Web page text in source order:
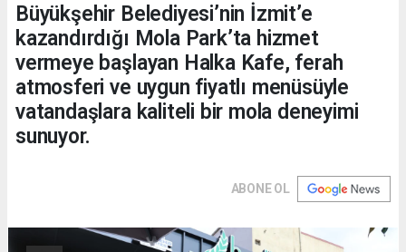
Büyükşehir Belediyesi’nin İzmit’e
kazandırdığı Mola Park’ta hizmet
vermeye başlayan Halka Kafe, ferah
atmosferi ve uygun fiyatlı menüsüyle
vatandaşlara kaliteli bir mola deneyimi
sunuyor.
ABONE OL